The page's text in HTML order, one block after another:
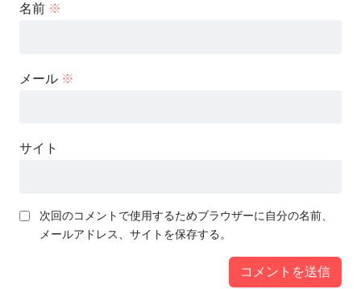
名前 ※
メール ※
サイト
次回のコメントで使用するためブラウザーに自分の名前、
メールアドレス、サイトを保存する。